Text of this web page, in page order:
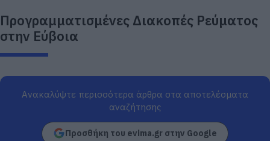
Προγραμματισμένες Διακοπές Ρεύματος
στην Εύβοια
Ανακαλύψτε περισσότερα άρθρα στα αποτελέσματα
αναζήτησης
Προσθήκη του evima.gr στην Google